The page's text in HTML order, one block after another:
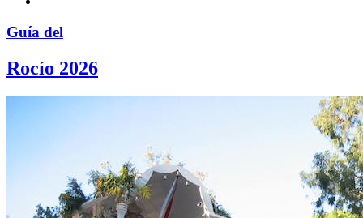
Guía del
Rocío 2026